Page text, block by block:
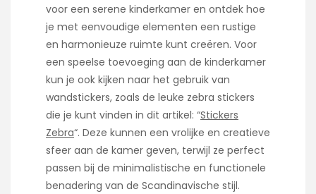
voor een serene kinderkamer en ontdek hoe
je met eenvoudige elementen een rustige
en harmonieuze ruimte kunt creëren. Voor
een speelse toevoeging aan de kinderkamer
kun je ook kijken naar het gebruik van
wandstickers, zoals de leuke zebra stickers
die je kunt vinden in dit artikel: “Stickers
Zebra“. Deze kunnen een vrolijke en creatieve
sfeer aan de kamer geven, terwijl ze perfect
passen bij de minimalistische en functionele
benadering van de Scandinavische stijl.